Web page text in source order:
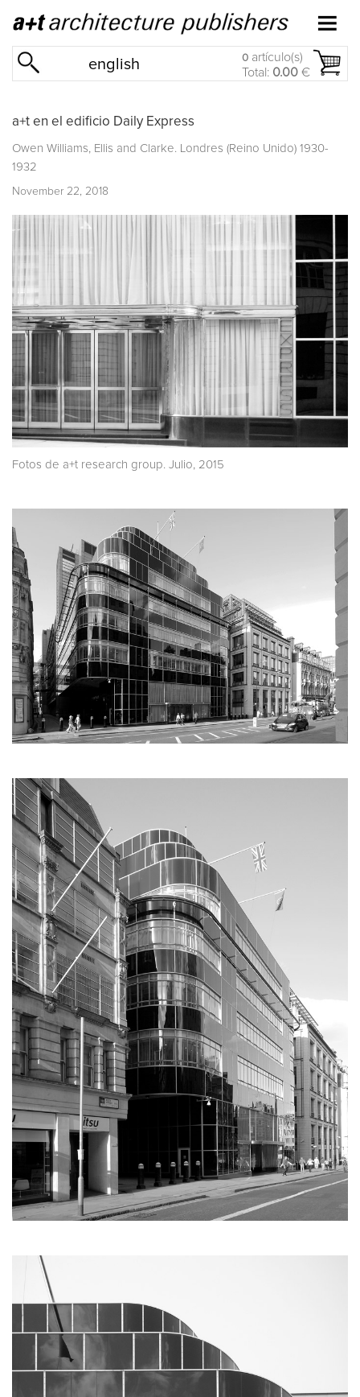
english 0 artículo(s)
Total: 0.00 €
a+t en el edificio Daily Express
Owen Williams, Ellis and Clarke. Londres (Reino Unido) 1930-
1932
November 22, 2018
Fotos de a+t research group. Julio, 2015